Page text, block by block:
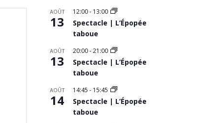
AOÛT
13
12:00- 13:00
Spectacle | L’Épopée
taboue
AOÛT
13
20:00-21:00
Spectacle | L’Épopée
taboue
AOÛT
14
14:45 - 15:45
Spectacle | L’Épopée
taboue